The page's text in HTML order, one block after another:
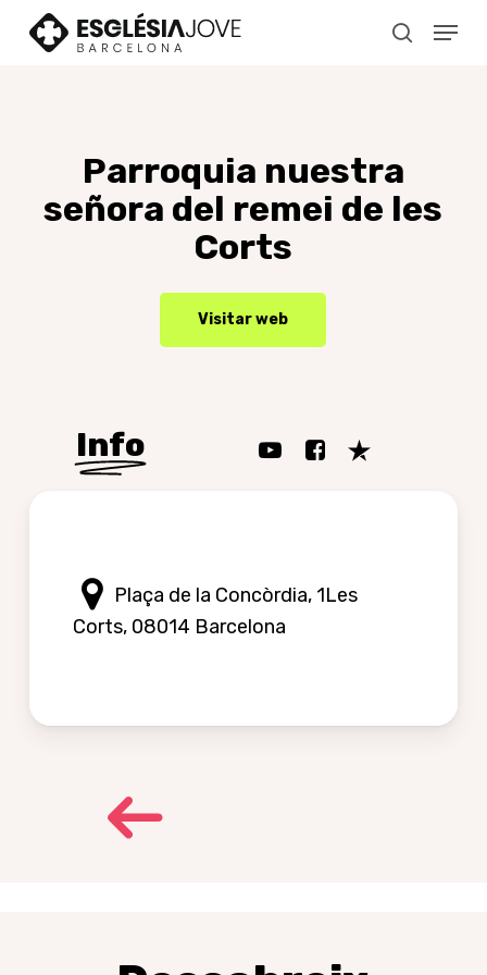
search
Menu
Parroquia nuestra
señora del remei de les
Corts
Visitar web
Info
Plaça de la Concòrdia, 1Les
Corts, 08014 Barcelona